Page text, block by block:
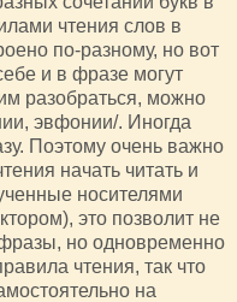
чтения слов в
по-разному, но вот
и в фразе могут
разобраться, можно
эвфонии/. Иногда
Поэтому очень важно
начать читать и
носителями
это позволит не
но одновременно
чтения, так что
на